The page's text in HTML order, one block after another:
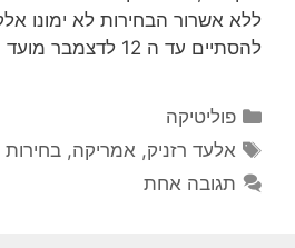
ללא אשרור הבחירות לא ימונו
להסתיים עד ה 12 לדצמבר מועד מינוי האלקטורים)…
קטגוריות
פוליטיקה
תגיות
אלעד רזניק, אמריקה,בחירות
תגובה אחת